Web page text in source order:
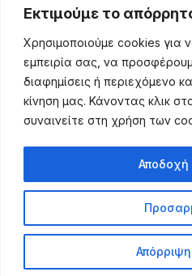
Εκτιμούμε το
Χρησιμοποιούμε cookies για
εμπειρία σας, να
διαφημίσεις ή περιεχόμενο
κίνηση μας. Κάνοντας κλικ
συναινείτε στη χρήση των
Επικοινωνία
Ρόδου 133, Αθήνα 10443
(+30) 211 725 5427
sales@lightingexpert.gr
Χρήσιμες Σελίδες
Προϊόντα
Τρόποι Αποστολής